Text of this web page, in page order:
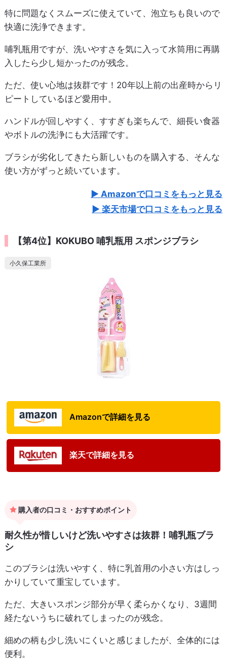
特に問題なくスムーズに使えていて、泡立ちも良いので
快適に洗浄できます。
哺乳瓶用ですが、洗いやすさを気に入って水筒用に再購
入したら少し短かったのが残念。
ただ、使い心地は抜群です！20年以上前の出産時からリ
ピートしているほど愛用中。
ハンドルが回しやすく、すすぎも楽ちんで、細長い食器
やボトルの洗浄にも大活躍です。
ブラシが劣化してきたら新しいものを購入する、そんな
使い方がずっと続いています。
Amazonで口コミをもっと見る
楽天市場で口コミをもっと見る
【第4位】KOKUBO 哺乳瓶用 スポンジブラシ
小久保工業所
Amazonで詳細を見る
楽天で詳細を見る
購入者の口コミ・おすすめポイント
耐久性が惜しいけど洗いやすさは抜群！哺乳瓶ブラ
シ
このブラシは洗いやすく、特に乳首用の小さい方はしっ
かりしていて重宝しています。
ただ、大きいスポンジ部分が早く柔らかくなり、3週間
経たないうちに破れてしまったのが残念。
細めの柄も少し洗いにくいと感じましたが、全体的には
便利。